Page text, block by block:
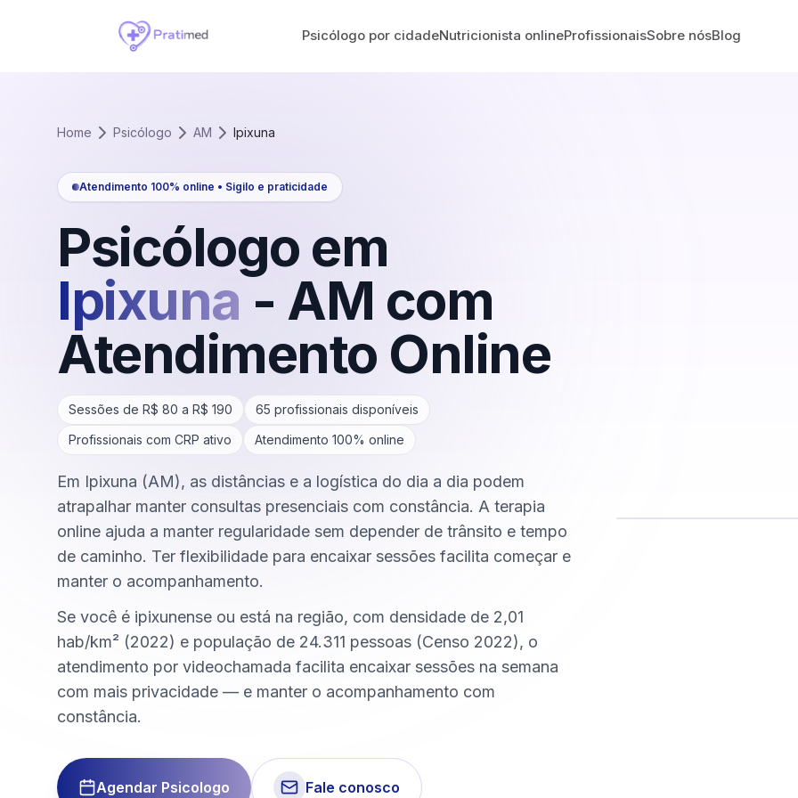
Psicólogo por cidadeNutricionista onlineProfissionaisSobre nósBlog
Home Psicólogo AM Ipixuna
Atendimento 100% online • Sigilo e praticidade
Psicólogo em
Ipixuna - AM com
Atendimento Online
Sessões de R$ 80 a R$ 190 65 profissionais disponíveis
Profissionais com CRP ativo
Atendimento 100% online
Em Ipixuna (AM), as distâncias e a logística do dia a dia podem
atrapalhar manter consultas presenciais com constância. A terapia
online ajuda a manter regularidade sem depender de trânsito e tempo
de caminho. Ter flexibilidade para encaixar sessões facilita começar e
manter o acompanhamento.
Se você é ipixunense ou está na região, com densidade de 2,01
hab/km² (2022) e população de 24.311 pessoas (Censo 2022), o
atendimento por videochamada facilita encaixar sessões na semana
com mais privacidade — e manter o acompanhamento com
constância.
Agendar Psicologo Fale conosco